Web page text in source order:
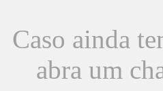
Caso ainda
abra um